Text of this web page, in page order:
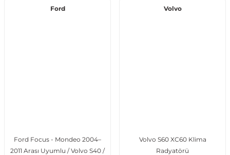
Ford
Ford Focus - Mondeo 2004–
2011 Arası Uyumlu / Volvo S40 /
Volvo
Volvo S60 XC60 Klima
Radyatörü